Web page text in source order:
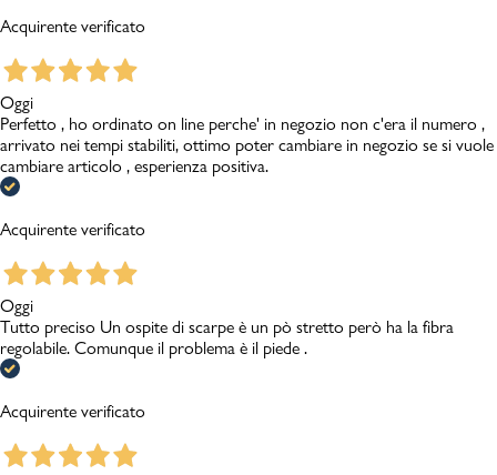
Acquirente verificato
Oggi
Perfetto , ho ordinato on line perche' in negozio non c'era il numero ,
arrivato nei tempi stabiliti, ottimo poter cambiare in negozio se si vuole
cambiare articolo , esperienza positiva.
Acquirente verificato
Oggi
Tutto preciso Un ospite di scarpe è un pò stretto però ha la fibra
regolabile. Comunque il problema è il piede .
Acquirente verificato